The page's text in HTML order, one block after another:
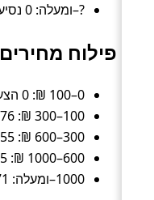
?–ומעלה: 0 נסיעות (כ־0%).
פילוח מחירים
0–100 ₪: 0 הצעות (כ־0%).
100–300 ₪: 176 הצעות (כ־2%).
300–600 ₪: 1,255 הצעות (כ־16%).
600–1000 ₪: 3,615 הצעות (כ־47%).
1000–ומעלה: 2,571 הצעות (כ־34%).